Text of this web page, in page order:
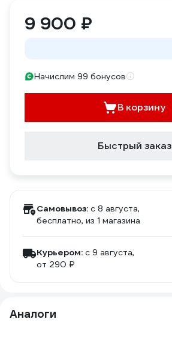
9 900 ₽
Начислим 99 бонусов
В корзину
Быстрый заказ
Самовывоз: c 8 августа,
бесплатно, из 1 магазина
Курьером: c 9 августа,
от 290 ₽
Аналоги